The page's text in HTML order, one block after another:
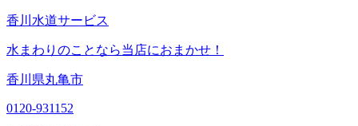
香川水道サービス
水まわりのことなら当店におまかせ！
香川県丸亀市
0120-931152